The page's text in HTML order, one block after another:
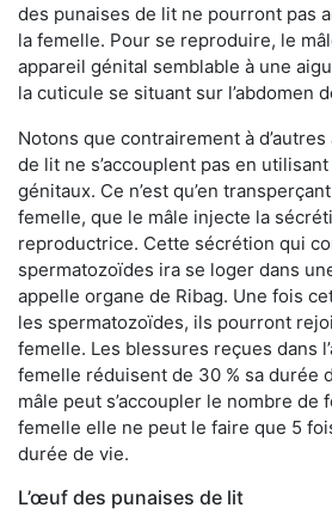
des punaises de lit ne pourront pas
la femelle. Pour se reproduire, le
appareil génital semblable à une
la cuticule se situant sur l’abdomen
Notons que contrairement à
de lit ne s’accouplent pas en
génitaux. Ce n’est qu’en
femelle, que le mâle injecte la
reproductrice. Cette sécrétion qui
spermatozoïdes ira se loger dans
appelle organe de Ribag. Une fois
les spermatozoïdes, ils pourront
femelle. Les blessures reçues dans
femelle réduisent de 30 % sa durée
mâle peut s’accoupler le nombre de
femelle elle ne peut le faire que 5
durée de vie.
L’œuf des punaises de lit